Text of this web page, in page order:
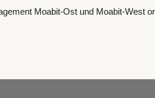
Moabit-Ost und Moabit-West